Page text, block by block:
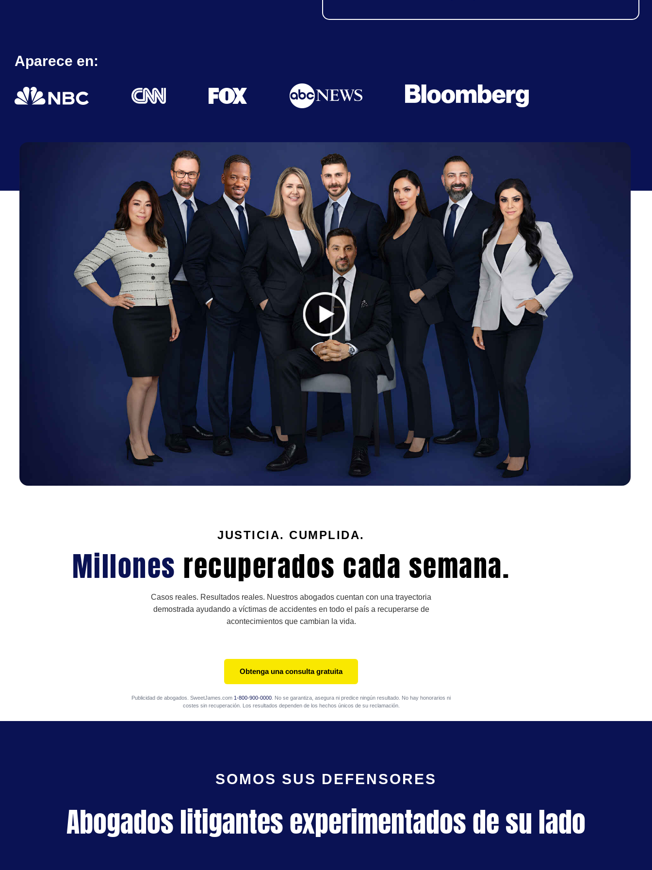
Aparece en:
JUSTICIA. CUMPLIDA.
Millones recuperados cada semana.
Casos reales. Resultados reales. Nuestros abogados cuentan con una trayectoria
demostrada ayudando a víctimas de accidentes en todo el país a recuperarse de
acontecimientos que cambian la vida.
Obtenga una consulta gratuita
Publicidad de abogados. SweetJames.com 1-800-900-0000 . No se garantiza, asegura ni predice ningún resultado. No hay honorarios ni
costes sin recuperación. Los resultados dependen de los hechos únicos de su reclamación.
SOMOS SUS DEFENSORES
Abogados litigantes experimentados de su lado